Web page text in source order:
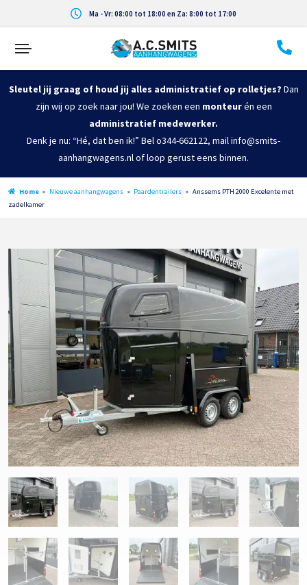
Ma - Vr: 08:00 tot 18:00 en Za: 8:00 tot 17:00
Sleutel jij graag of houd jij alles administratief op rolletjes? Dan
zijn wij op zoek naar jou! We zoeken een monteurén een
administratief medewerker.
Denk je nu: “Hé, dat ben ik!” Bel o344-662122, mail info@smits-
aanhangwagens.nl of loop gerust eens binnen.
Home » Nieuwe aanhangwagens » Paardentrailers » Anssems PTH 2000 Excelente met
zadelkamer